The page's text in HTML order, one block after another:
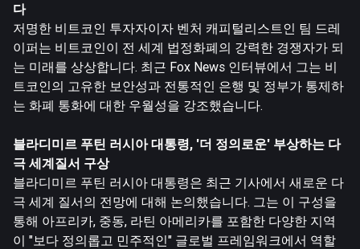
다
저명한 비트코인 투자자이자 벤처 캐피털리스트인 팀 드레
이퍼는 비트코인이 전 세계 법정화폐의 강력한 경쟁자가 되
는 미래를 상상합니다. 최근 Fox News 인터뷰에서 그는 비
트코인의 고유한 보안성과 전통적인 은행 및 정부가 통제하
는 화폐 통화에 대한 우월성을 강조했습니다.
블라디미르 푸틴 러시아 대통령, '더 정의로운' 부상하는 다
극 세계질서 구상
블라디미르 푸틴 러시아 대통령은 최근 기사에서 새로운 다
극 세계 질서의 전망에 대해 논의했습니다. 그는 이 구성을
통해 아프리카, 중동, 라틴 아메리카를 포함한 다양한 지역
이 "보다 정의롭고 민주적인" 글로벌 프레임워크에서 역할